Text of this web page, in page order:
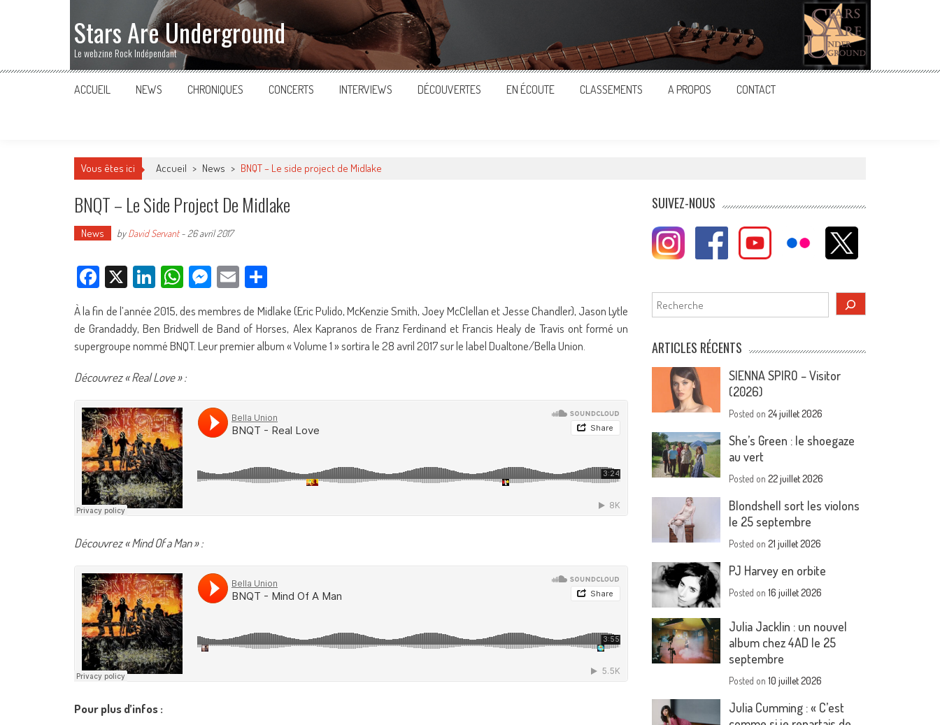
Stars Are Underground
Le webzine Rock Indépendant
ACCUEIL NEWS CHRONIQUES CONCERTS INTERVIEWS DÉCOUVERTES EN ÉCOUTE CLASSEMENTS A PROPOS CONTACT
Vous êtes ici Accueil > News > BNQT – Le side project de Midlake
BNQT – Le Side Project De Midlake
News byDavid Servant- 26 avril 2017
Facebook
X LinkedIn
WhatsApp
Messenger
Email
À la fin de l’année 2015, des membres de Midlake (Eric Pulido, McKenzie Smith, Joey McClellan et Jesse Chandler), Jason Lytle
de Grandaddy, Ben Bridwell de Band of Horses, Alex Kapranos de Franz Ferdinand et Francis Healy de Travis ont formé un
supergroupe nommé BNQT. Leur premier album « Volume 1 » sortira le 28 avril 2017 sur le label Dualtone/Bella Union.
Découvrez « Real Love » :
Découvrez « Mind Of a Man » :
Pour plus d’infos :
SUIVEZ-NOUS
Rechercher
ARTICLES RÉCENTS
SIENNA SPIRO – Visitor
(2026)
Posted on24 juillet 2026
She’s Green : le shoegaze
au vert
Posted on22 juillet 2026
Blondshell sort les violons
le 25 septembre
Posted on21 juillet 2026
PJ Harvey en orbite
Posted on16 juillet 2026
Julia Jacklin : un nouvel
album chez 4AD le 25
septembre
Posted on10 juillet 2026
Julia Cumming : « C’est